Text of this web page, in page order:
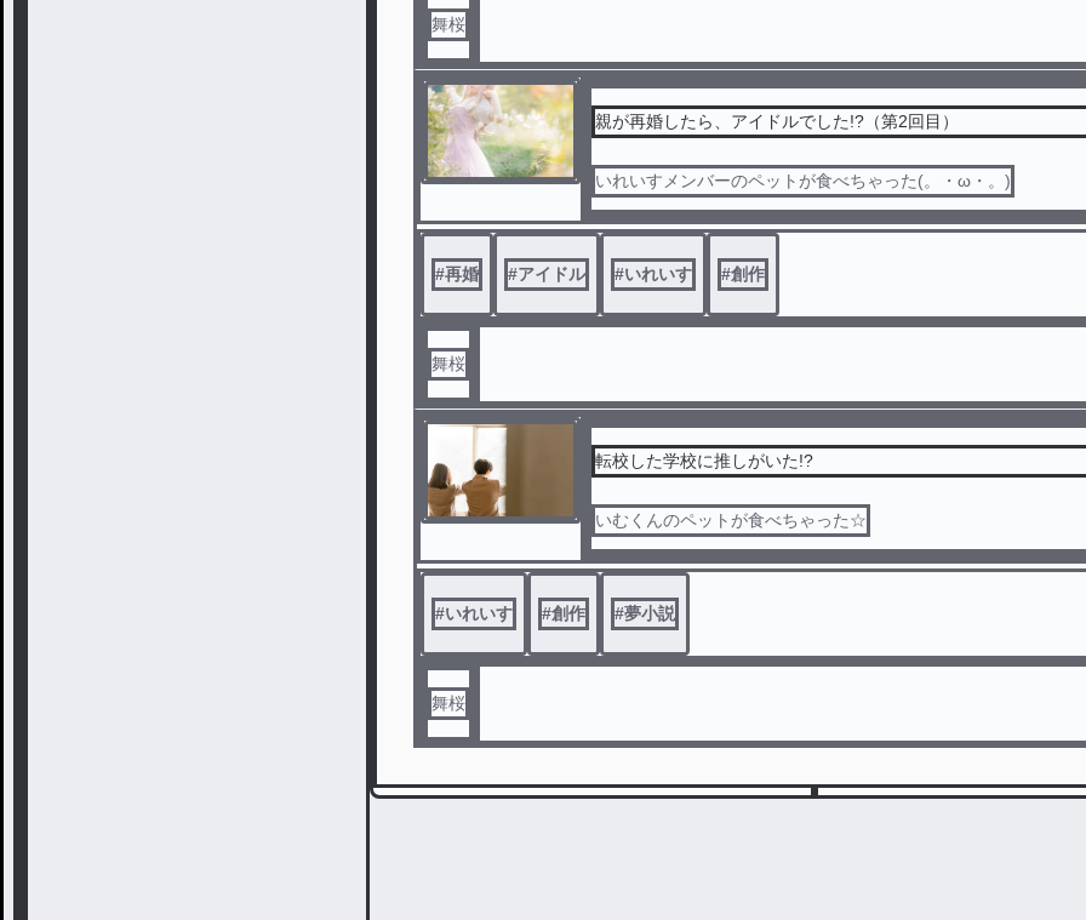
舞桜
親が再婚したら、アイドルでした!?（第2回目）
いれいすメンバーのペットが食べちゃった(。・ω・。)
#再婚 #アイドル #いれいす #創作
舞桜
転校した学校に推しがいた!?
いむくんのペットが食べちゃった☆
#いれいす #創作 #夢小説
舞桜